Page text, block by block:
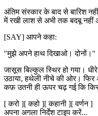
अंतिम संस्कार के बाद से बारिश
में रखी लाश से अभी तक बदबू नहीं
[SAY] आपने कहा:
"मुझे अपने हाथ दिखाओ। दोनों।"
जासूस बिल्कुल स्थिर हो गया।
उठाया, हथेली नीचे की ओर।
कफ़ उतनी ही ऊपर चढ़ गई कि
[करो ][कहो ][कहानी ][वर्णन]
अपना अगला निर्देश टाइप करें...